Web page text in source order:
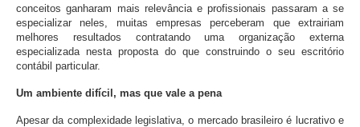
conceitos ganharam mais relevância e profissionais passaram a se
especializar neles, muitas empresas perceberam que extrairiam
melhores resultados contratando uma organização externa
especializada nesta proposta do que construindo o seu escritório
contábil particular.
Um ambiente difícil, mas que vale a pena
Apesar da complexidade legislativa, o mercado brasileiro é lucrativo e